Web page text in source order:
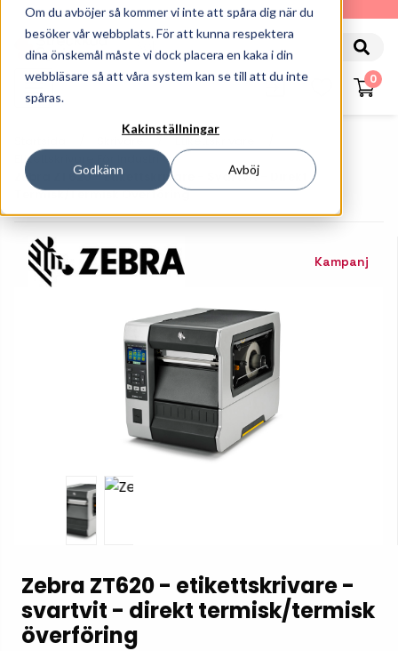
Om du avböjer så kommer vi inte att spåra dig när du
besöker vår webbplats. För att kunna respektera
dina önskemål måste vi dock placera en kaka i din
webbläsare så att våra system kan se till att du inte
spåras.
Kakinställningar
Godkänn Avböj
010-162 61 90
0
Skrivare
Etikettskrivare
Etikettskrivare För Industri
Zebra ZT620 - Etikettskrivare - Svartvit - Direkt
Termisk/termisk Överföring
Kampanj
Zebra ZT620 - etikettskrivare -
svartvit - direkt termisk/termisk
överföring